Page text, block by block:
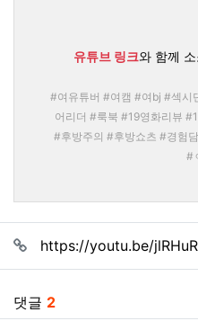
유튜브 링크와 함께
#여유튜버 #여캠 #여bj #섹시
어리더 #룩북 #19영화리뷰
#후방주의 #후방쇼츠 #경험
#
관련자료
https://youtu.be/
댓글 2